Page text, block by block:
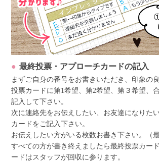
最終投票・アプローチカードの記入
まずご自身の番号をお書きいただき、印象の
投票カードに第1希望、第2希望、第３希望、
記入して下さい。
次に連絡先をお伝えしたい、お友達になりた
カードをご記入下さい。
お伝えしたい方がいる枚数お書き下さい。（最
すべての方が書き終えましたら最終投票カー
ードはスタッフが回収に参ります。